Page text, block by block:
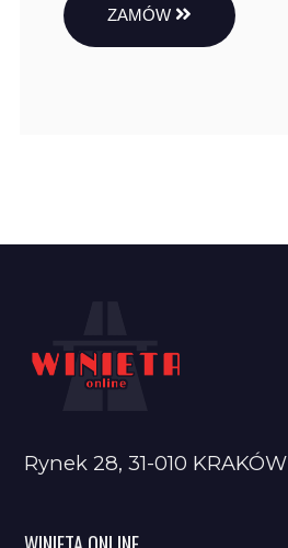
ZAMÓW
Rynek 28, 31-010 KRAKÓW